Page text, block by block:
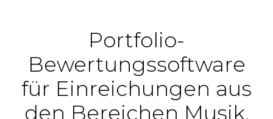
Portfolio-
Bewertungssoftware
für Einreichungen aus
den Bereichen Musik,